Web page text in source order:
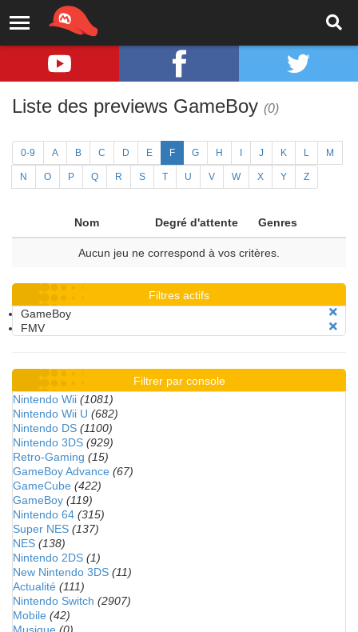
Liste des previews GameBoy (0)
0-9 A B C D E F G H J K L M
N O P Q R S T U V W X Y Z
Nom Degré d'attente Genres
Aucun jeu ne correspond à vos critères.
Filtres actifs
GameBoy
FMV
Filtrer par console
Nintendo Wii (1081)
Nintendo Wii U (682)
Nintendo DS (1100)
Nintendo 3DS (929)
Retro-Gaming (15)
GameBoy Advance (67)
GameCube (422)
GameBoy (119)
Nintendo 64 (315)
Super NES (137)
NES (138)
Nintendo 2DS (1)
New Nintendo 3DS (11)
Actualité (111)
Nintendo Switch (2907)
Mobile (42)